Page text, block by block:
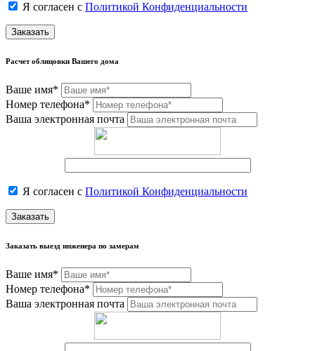
Я согласен с Политикой Конфиденциальности
Заказать
Расчет облицовки Вашего дома
Ваше имя*
Номер телефона*
Ваша электронная почта
Я согласен с Политикой Конфиденциальности
Заказать
Заказать выезд инженера по замерам
Ваше имя*
Номер телефона*
Ваша электронная почта